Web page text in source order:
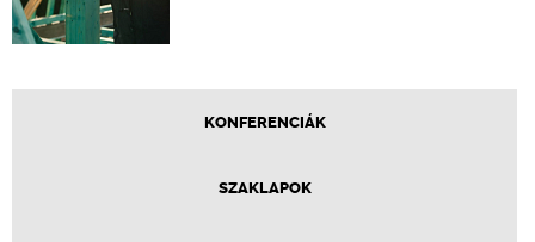
KONFERENCIÁK
SZAKLAPOK